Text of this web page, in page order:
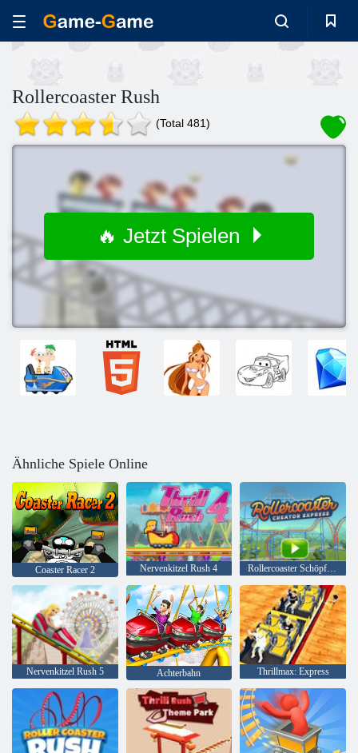
Rollercoaster Rush
(Total 481)
🔥 Jetzt Spielen
Ähnliche Spiele Online
Coaster Racer 2 Nervenkitzel Rush 4 Rollercoaster Schöpfer ausdrücklich
Nervenkitzel Rush 5 Achterbahn Thrillmax: Express